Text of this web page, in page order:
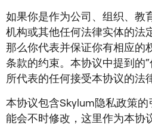
如果你是作为公司、组织、教
机构或其他任何法律实体的法
那么你代表并保证你有相应的
条款的约束。本协议中提到的
所代表的任何接受本协议的法
本协议包含Skylum隐私政策
能会不时修改，这里作为本协